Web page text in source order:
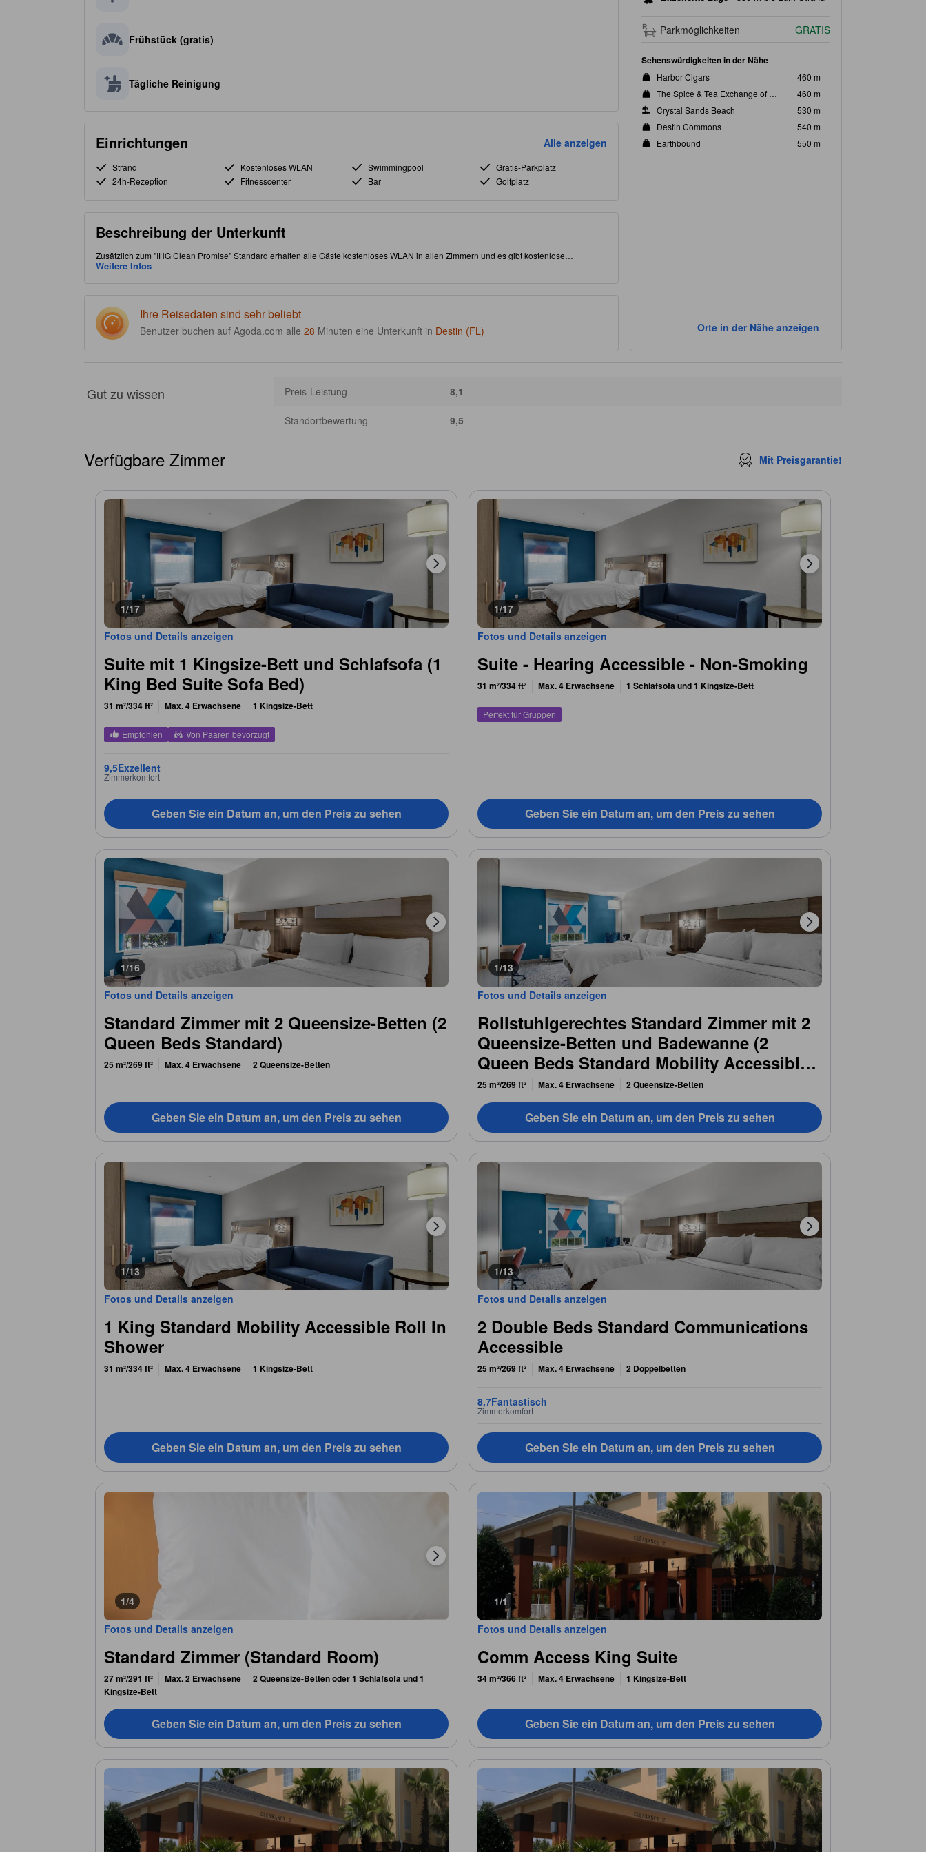
Frühstück (gratis)
Tägliche Reinigung
Einrichtungen Alle anzeigen
Strand Kostenloses WLAN Swimmingpool
Gratis-Parkplatz
24h-Rezeption
Fitnesscenter Bar Golfplatz
Beschreibung der Unterkunft
Zusätzlich zum "IHG Clean Promise" Standard erhalten alle Gäste kostenloses WLAN in allen Zimmern und es gibt kostenlose
Parkmöglichkeiten. Durch die günstige Lage im Stadtteil Destin Beachfront von Destin (FL) sind Sie in der Nähe von Attraktionen und
Weitere Infos
Ihre Reisedaten sind sehr beliebt
Benutzer buchen auf Agoda.com alle 28 Minuten eine Unterkunft in Destin (FL)
Parkmöglichkeiten GRATIS
Sehenswürdigkeiten in der Nähe
Harbor Cigars
460 m
The Spice & Tea Exchange of Destin
460 m
Crystal Sands Beach
530 m
Destin Commons
540 m
Earthbound
550 m
Orte in der Nähe anzeigen
Gut zu wissen Preis-Leistung 8,1
Standortbewertung 9,5
Verfügbare Zimmer Mit Preisgarantie!
1/17
Fotos und Details anzeigen
Suite mit 1 Kingsize-Bett und Schlafsofa (1
King Bed Suite Sofa Bed)
31 m²/334 ft² Max. 4 Erwachsene 1 Kingsize-Bett
Empfohlen Von Paaren bevorzugt
9,5Exzellent
Zimmerkomfort
Geben Sie ein Datum an, um den Preis zu sehen
1/17
Fotos und Details anzeigen
Suite - Hearing Accessible - Non-Smoking
31 m²/334 ft² Max. 4 Erwachsene 1 Schlafsofa und 1 Kingsize-Bett
Perfekt für Gruppen
Geben Sie ein Datum an, um den Preis zu sehen
1/16
Fotos und Details anzeigen
Standard Zimmer mit 2 Queensize-Betten (2
Queen Beds Standard)
25 m²/269 ft² Max. 4 Erwachsene 2 Queensize-Betten
Geben Sie ein Datum an, um den Preis zu sehen
1/13
Fotos und Details anzeigen
Rollstuhlgerechtes Standard Zimmer mit 2
Queensize-Betten und Badewanne (2
Queen Beds Standard Mobility Accessible
Tub)
25 m²/269 ft² Max. 4 Erwachsene 2 Queensize-Betten
Geben Sie ein Datum an, um den Preis zu sehen
1/13
Fotos und Details anzeigen
1 King Standard Mobility Accessible Roll In
Shower
31 m²/334 ft² Max. 4 Erwachsene 1 Kingsize-Bett
Geben Sie ein Datum an, um den Preis zu sehen
1/13
Fotos und Details anzeigen
2 Double Beds Standard Communications
Accessible
25 m²/269 ft² Max. 4 Erwachsene 2 Doppelbetten
8,7Fantastisch
Zimmerkomfort
Geben Sie ein Datum an, um den Preis zu sehen
1/4
Fotos und Details anzeigen
Standard Zimmer (Standard Room)
27 m²/291 ft² Max. 2 Erwachsene
2 Queensize-Betten oder 1 Schlafsofa und 1
Kingsize-Bett
Geben Sie ein Datum an, um den Preis zu sehen
1/1
Fotos und Details anzeigen
Comm Access King Suite
34 m²/366 ft² Max. 4 Erwachsene 1 Kingsize-Bett
Geben Sie ein Datum an, um den Preis zu sehen